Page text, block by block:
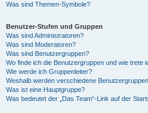
Was sind Themen-Symbole?
Benutzer-Stufen und Gruppen
Was sind Administratoren?
Was sind Moderatoren?
Was sind Benutzergruppen?
Wo finde ich die Benutzergruppen und wie trete
Wie werde ich Gruppenleiter?
Weshalb werden verschiedene
Was ist eine Hauptgruppe?
Was bedeutet der „Das Team“-Link auf der